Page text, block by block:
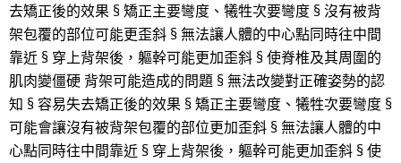
去矯正後的效果 § 矯正主要彎度、犧牲次要彎度 § 沒有被背
架包覆的部位可能更歪斜 § 無法讓人體的中心點同時往中間
靠近 § 穿上背架後，軀幹可能更加歪斜 § 使脊椎及其周圍的
肌肉變僵硬 背架可能造成的問題 § 無法改變對正確姿勢的認
知 § 容易失去矯正後的效果 § 矯正主要彎度、犧牲次要彎度 §
可能會讓沒有被背架包覆的部位更加歪斜 § 無法讓人體的中
心點同時往中間靠近 § 穿上背架後，軀幹可能更加歪斜 § 使